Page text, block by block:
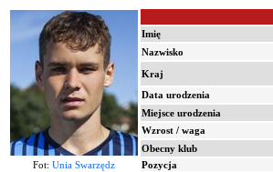
Imię
Nazwisko
Kraj
Data urodzenia
Miejsce urodzenia
Wzrost / waga
Obecny klub
Fot: Unia Swarzędz Pozycja